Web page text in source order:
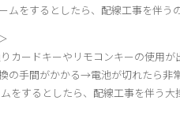
をするとしたら、配線工事を伴う
カードキーやリモコンキーの使用が
手間がかかる→電池が切れたら非
をするとしたら、配線工事を伴う大